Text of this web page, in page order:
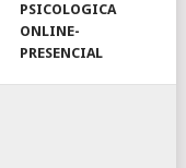
PSICOLOGICA
ONLINE-
PRESENCIAL